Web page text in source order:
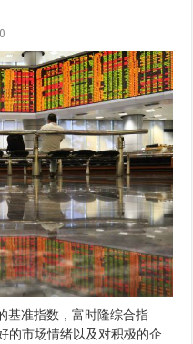
0
基准指数，富时隆综合指
的市场情绪以及对积极的企